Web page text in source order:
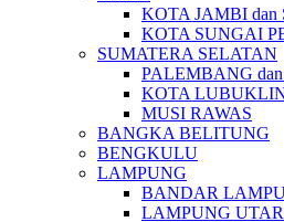
KOTA JAMBI dan
KOTA SUNGAI
SUMATERA SELATAN
PALEMBANG dan
KOTA
MUSI RAWAS
BANGKA BELITUNG
BENGKULU
LAMPUNG
BANDAR
LAMPUNG